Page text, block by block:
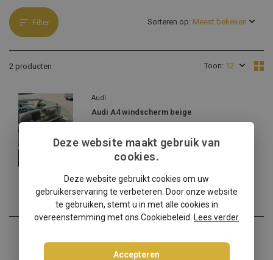
Filter
2 producten Toon:
Sorteren op:
Audi
Audi A4 windscherm beige
€159,00
Deze website maakt gebruik van
cookies.
Deze website gebruikt cookies om uw
gebruikerservaring te verbeteren. Door onze website
te gebruiken, stemt u in met alle cookies in
overeenstemming met ons Cookiebeleid.
Lees verder
Accepteren